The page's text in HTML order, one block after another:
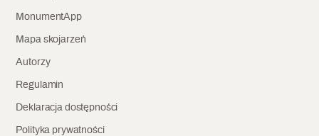
MonumentApp
Mapa skojarzeń
Autorzy
Regulamin
Deklaracja dostępności
Polityka prywatności